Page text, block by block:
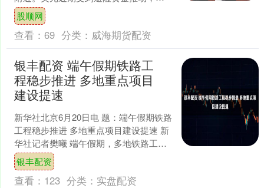
加元则受到国际油价上涨支撑，导致该
货币对处于多空....
股顺网
查看： 69 分类： 威海期货配资
银丰配资 端午假期铁路工
程稳步推进 多地重点项目
建设提速
新华社北京6月20日电 题：端午假期铁路
工程稳步推进 多地重点项目建设提速 新
华社记者樊曦 端午假期，多地铁路工程
建设不停工。一线建设者坚守岗位、抓
实质量进度，....
银丰配资
查看： 123 分类： 实盘配资